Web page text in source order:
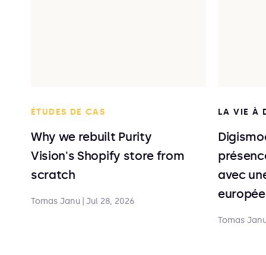
ÉTUDES DE CAS
Why we rebuilt Purity
Vision's Shopify store from
scratch
Tomas Janu Jul 28, 2026
LA VIE À
avec
Tomas